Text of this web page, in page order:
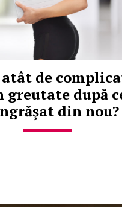
atât de
după
din nou?